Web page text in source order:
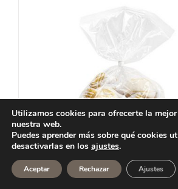
Utilizamos cookies para ofrecerte la
nuestra web.
Puedes aprender más sobre qué cookies
desactivarlas en los ajustes.
Aceptar Rechazar Ajustes